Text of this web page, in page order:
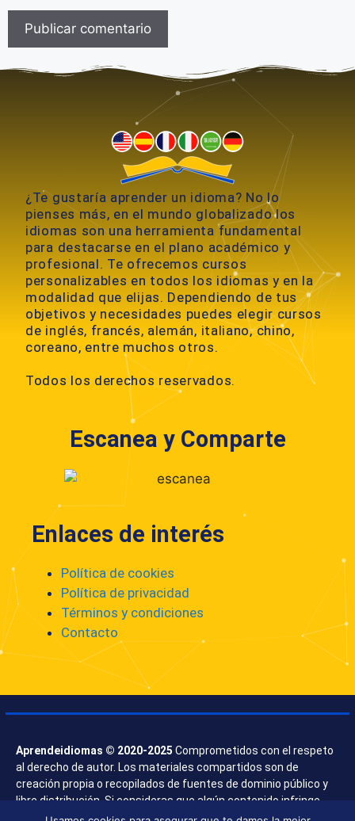
A
¿Te gustaría aprender un idioma? No lo
pienses más, en el mundo globalizado los
idiomas son una herramienta fundamental
para destacarse en el plano académico y
profesional. Te ofrecemos cursos
personalizables en todos los idiomas y en la
modalidad que elijas. Dependiendo de tus
objetivos y necesidades puedes elegir cursos
de inglés, francés, alemán, italiano, chino,
coreano, entre muchos otros.
Todos los derechos reservados.
Escanea y Comparte
Enlaces de interés
Política de cookies
Política de privacidad
Términos y condiciones
Contacto
Aprendeidiomas © 2020-2025 Comprometidos con el respeto
al derecho de autor. Los materiales compartidos son de
creación propia o recopilados de fuentes de dominio público y
libre distribución. Si consideras que algún contenido infringe
derechos, contáctanos.